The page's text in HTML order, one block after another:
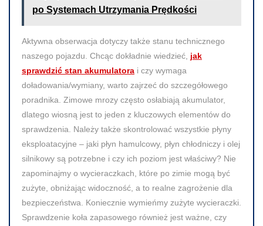
po Systemach Utrzymania Prędkości
Aktywna obserwacja dotyczy także stanu technicznego
naszego pojazdu. Chcąc dokładnie wiedzieć, jak
sprawdzić stan akumulatora i czy wymaga
doładowania/wymiany, warto zajrzeć do szczegółowego
poradnika. Zimowe mrozy często osłabiają akumulator,
dlatego wiosną jest to jeden z kluczowych elementów do
sprawdzenia. Należy także skontrolować wszystkie płyny
eksploatacyjne – jaki płyn hamulcowy, płyn chłodniczy i olej
silnikowy są potrzebne i czy ich poziom jest właściwy? Nie
zapominajmy o wycieraczkach, które po zimie mogą być
zużyte, obniżając widoczność, a to realne zagrożenie dla
bezpieczeństwa. Koniecznie wymieńmy zużyte wycieraczki.
Sprawdzenie koła zapasowego również jest ważne, czy